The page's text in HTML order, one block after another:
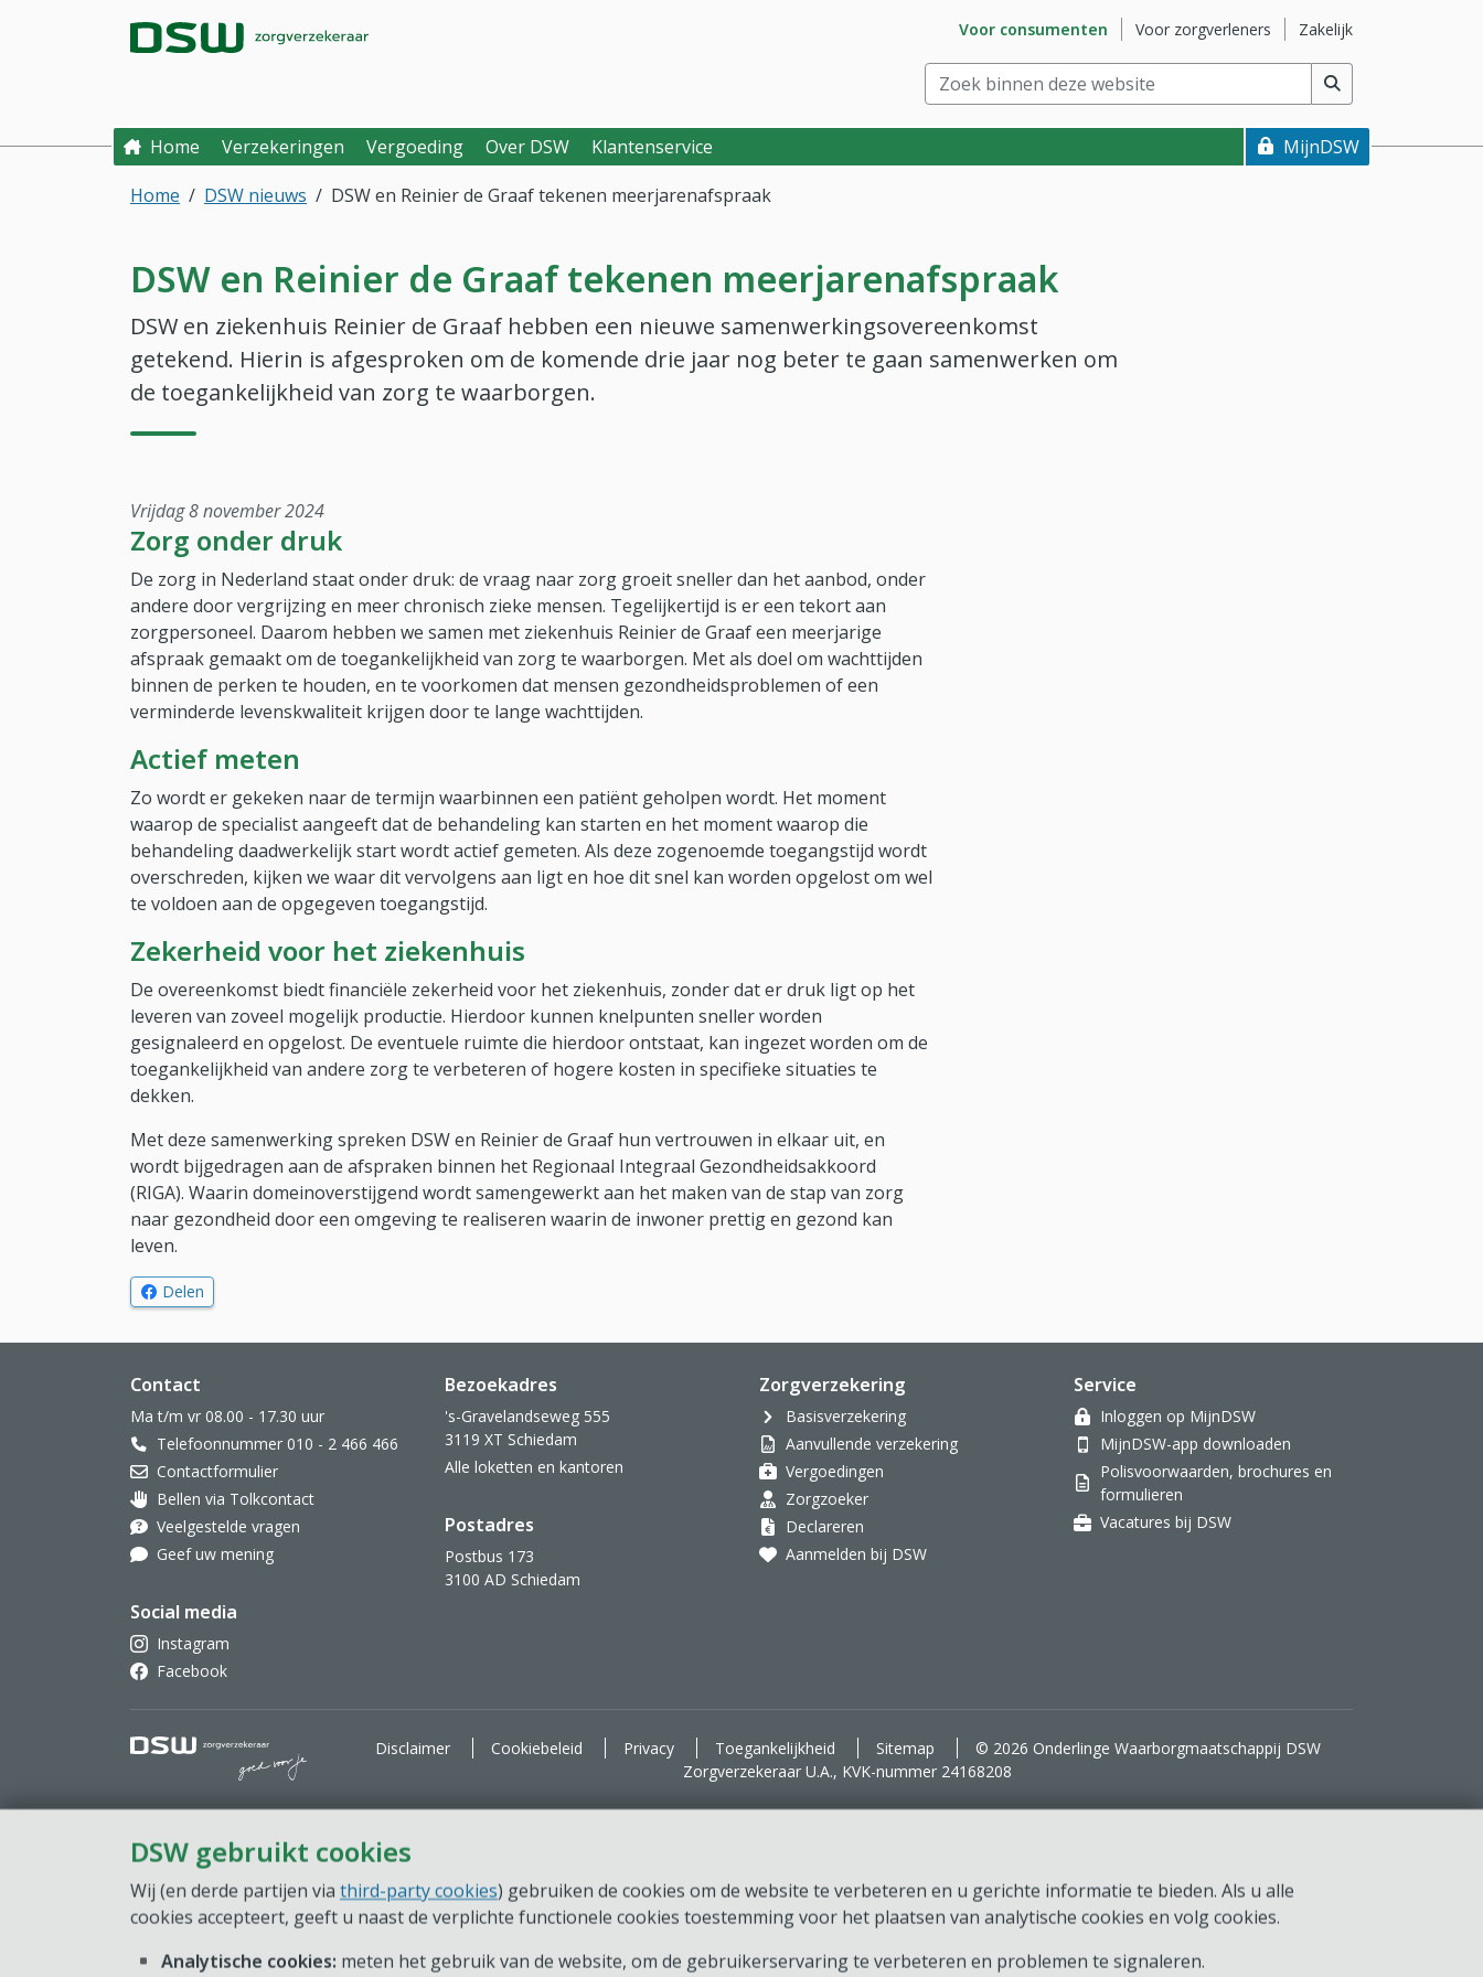
DSW gebruikt cookies
Wij (en derde partijen via third-party cookies) gebruiken de cookies om de website te verbeteren en u gerichte informatie te bieden. Als u alle
cookies accepteert, geeft u naast de verplichte functionele cookies toestemming voor het plaatsen van analytische cookies en volg cookies.
Analytische cookies: meten het gebruik van de website, om de gebruikerservaring te verbeteren en problemen te signaleren.
Direct naar hoofdinhoud
Direct naar hoofdmenu DSW Zorgverzekeraar. Goed voor je. Ga naar subsite
Voor consumenten Ga naar subsite
Voor zorgverleners Ga naar subsite
Zakelijk
Zoek binnen deze website(min. 2 tekens)
Home Verzekeringen Vergoeding Over DSW Klantenservice
MijnDSW
Home
DSW nieuws DSW en Reinier de Graaf tekenen meerjarenafspraak
DSW en Reinier de Graaf tekenen meerjarenafspraak
DSW en ziekenhuis Reinier de Graaf hebben een nieuwe samenwerkingsovereenkomst
getekend. Hierin is afgesproken om de komende drie jaar nog beter te gaan samenwerken om
de toegankelijkheid van zorg te waarborgen.
vrijdag 8 november 2024
Zorg onder druk
De zorg in Nederland staat onder druk: de vraag naar zorg groeit sneller dan het aanbod, onder
andere door vergrijzing en meer chronisch zieke mensen. Tegelijkertijd is er een tekort aan
zorgpersoneel. Daarom hebben we samen met ziekenhuis Reinier de Graaf een meerjarige
afspraak gemaakt om de toegankelijkheid van zorg te waarborgen. Met als doel om wachttijden
binnen de perken te houden, en te voorkomen dat mensen gezondheidsproblemen of een
verminderde levenskwaliteit krijgen door te lange wachttijden.
Actief meten
Zo wordt er gekeken naar de termijn waarbinnen een patiënt geholpen wordt. Het moment
waarop de specialist aangeeft dat de behandeling kan starten en het moment waarop die
behandeling daadwerkelijk start wordt actief gemeten. Als deze zogenoemde toegangstijd wordt
overschreden, kijken we waar dit vervolgens aan ligt en hoe dit snel kan worden opgelost om wel
te voldoen aan de opgegeven toegangstijd.
Zekerheid voor het ziekenhuis
De overeenkomst biedt financiële zekerheid voor het ziekenhuis, zonder dat er druk ligt op het
leveren van zoveel mogelijk productie. Hierdoor kunnen knelpunten sneller worden
gesignaleerd en opgelost. De eventuele ruimte die hierdoor ontstaat, kan ingezet worden om de
toegankelijkheid van andere zorg te verbeteren of hogere kosten in specifieke situaties te
dekken.
Met deze samenwerking spreken DSW en Reinier de Graaf hun vertrouwen in elkaar uit, en
wordt bijgedragen aan de afspraken binnen het Regionaal Integraal Gezondheidsakkoord
(RIGA). Waarin domeinoverstijgend wordt samengewerkt aan het maken van de stap van zorg
naar gezondheid door een omgeving te realiseren waarin de inwoner prettig en gezond kan
leven.
Delen
Website footer
Contact
Ma t/m vr 08.00 - 17.30 uur
Telefoonnummer 010 - 2 466 466
Contactformulier
Oor met hoortoestel
Bellen via Tolkcontact
Veelgestelde vragen
Geef uw mening
Social media
Instagram
Facebook
Bezoekadres
's-Gravelandseweg 555
3119 XT Schiedam
Alle loketten en kantoren
Postadres
Postbus 173
3100 AD Schiedam
Zorgverzekering
Basisverzekering
Aanvullende verzekering
Vergoedingen
Zorgzoeker
Declareren
Aanmelden bij DSW
Service
Inloggen op MijnDSW
MijnDSW-app downloaden
Polisvoorwaarden, brochures en
formulieren
Vacatures bij DSW
DSW Zorgverzekeraar. Goed voor je.
Disclaimer Cookiebeleid Privacy Toegankelijkheid Sitemap
© 2026 Onderlinge Waarborgmaatschappij DSW
Zorgverzekeraar U.A., KVK-nummer 24168208